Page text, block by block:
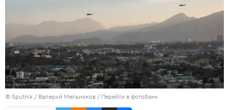
© Sputnik / Валерий Мельников / Перейти в фотобанк